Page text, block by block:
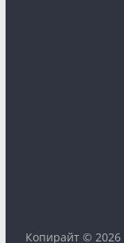
Копирайт © 2026